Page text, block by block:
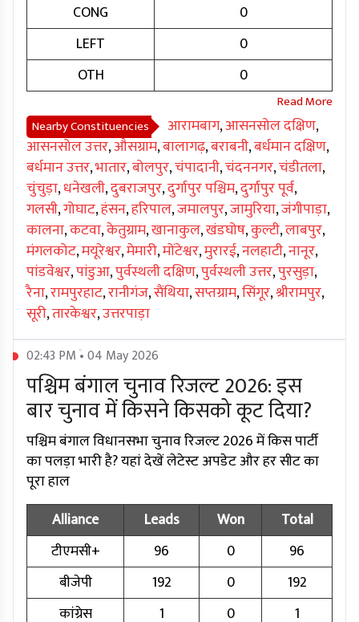
CONG
0
LEFT
0
OTH
0
Nearby Constituencies आरामबाग,आसनसोल दक्षिण,
आसनसोल उत्तर,औसग्राम,बालागढ़,बराबनी,बर्धमान दक्षिण,
बर्धमान उत्तर,भातार,बोलपुर,चंपादानी,चंदननगर,चंडीतला,
चुंचुड़ा,धनेखली,दुबराजपुर,दुर्गापुर पश्चिम,दुर्गापुर पूर्व,
गलसी,गोघाट,हंसन,हरिपाल,जमालपुर,जामुरिया,जंगीपाड़ा,
कालना,कटवा,केतुग्राम,खानाकुल,खंडघोष,कुल्टी,लाबपुर,
मंगलकोट,मयूरेश्वर,मेमारी,मोंटेश्वर,मुरारई,नलहाटी,नानूर,
पांडवेश्वर,पांडुआ,पुर्वस्थली दक्षिण,पुर्वस्थली उत्तर,पुरसुड़ा,
रैना,रामपुरहाट,रानीगंज,सैंथिया,सप्तग्राम,सिंगूर,श्रीरामपुर,
सूरी,तारकेश्वर,उत्तरपाड़ा
02:43 PM • 04 May 2026
पश्चिम बंगाल चुनाव रिजल्ट 2026: इस
बार चुनाव में किसने किसको कूट दिया?
पश्चिम बंगाल विधानसभा चुनाव रिजल्ट 2026 में किस पार्टी
का पलड़ा भारी है? यहां देखें लेटेस्ट अपडेट और हर सीट का
पूरा हाल
Alliance
Leads Won
Total
टीएमसी+
96 0
96
बीजेपी
192 0
192
कांग्रेस
1 0 1